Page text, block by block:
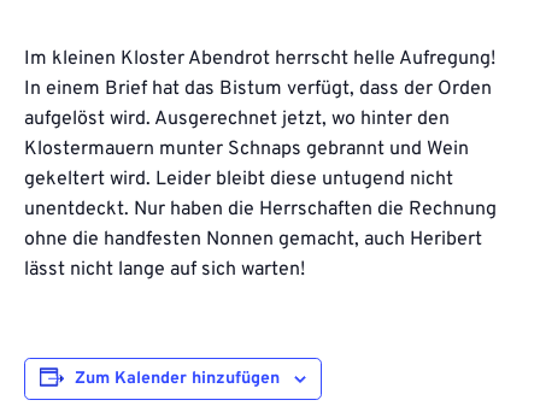
Im kleinen Kloster Abendrot herrscht helle Aufregung!
In einem Brief hat das Bistum verfügt, dass der Orden
aufgelöst wird. Ausgerechnet jetzt, wo hinter den
Klostermauern munter Schnaps gebrannt und Wein
gekeltert wird. Leider bleibt diese untugend nicht
unentdeckt. Nur haben die Herrschaften die Rechnung
ohne die handfesten Nonnen gemacht, auch Heribert
lässt nicht lange auf sich warten!
Zum Kalender hinzufügen